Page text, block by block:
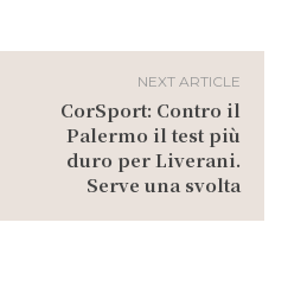
NEXT ARTICLE
CorSport: Contro il
Palermo il test più
duro per Liverani.
Serve una svolta